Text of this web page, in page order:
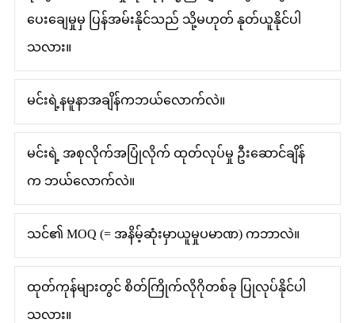
ပေးချေမှုမှ ပြန်အမ်းနိုင်သည် သို့မဟုတ် နုတ်ယူနိုင်ပါ
သလား။
မင်းရဲ့နမူနာအချိန်ကဘယ်လောက်လဲ။
မင်းရဲ့ အစုလိုက်အပြုံလိုက် ထုတ်လုပ်မှု ဦးဆောင်ချိန်
က ဘယ်လောက်လဲ။
သင်၏ MOQ (= အနိမ့်ဆုံးမှာယူမှုပမာဏ) ကဘာလဲ။
ထုတ်ကုန်များတွင် စိတ်ကြိုက်လိုဂိုတစ်ခု ပြုလုပ်နိုင်ပါ
သလား။